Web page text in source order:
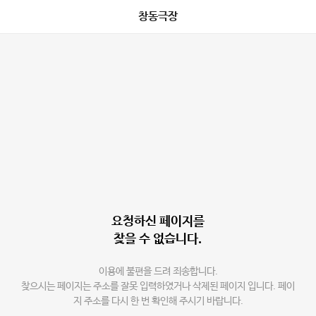
창동극장
요청하신 페이지를
찾을 수 없습니다.
이용에 불편을 드려 죄송합니다.
찾으시는 페이지는 주소를 잘못 입력하였거나 삭제된 페이지 입니다. 페이
지 주소를 다시 한 번 확인해 주시기 바랍니다.